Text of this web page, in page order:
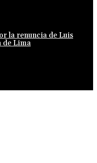
la renuncia de Luis
de Lima